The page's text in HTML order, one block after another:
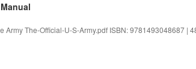
Army The-Official-U-S-Army.pdf ISBN: 9781493048687 |